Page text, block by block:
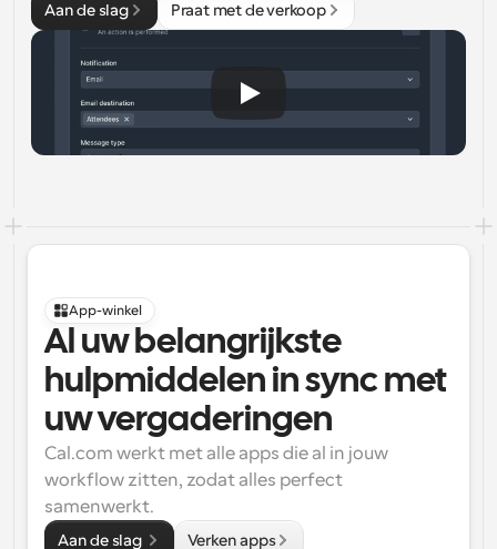
Aan de slag Praat met de verkoop
App-winkel
Al uw belangrijkste
hulpmiddelen in sync met
uw vergaderingen
Cal.com werkt met alle apps die al in jouw
workflow zitten, zodat alles perfect
samenwerkt.
Aan de slag Verken apps